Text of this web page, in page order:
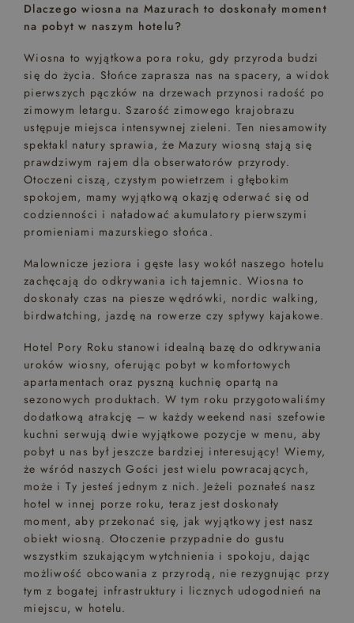
Dlaczego wiosna na Mazurach to doskonały moment
na pobyt w naszym hotelu?
Wiosna to wyjątkowa pora roku, gdy przyroda budzi
się do życia. Słońce zaprasza nas na spacery, a widok
pierwszych pączków na drzewach przynosi radość po
zimowym letargu. Szarość zimowego krajobrazu
ustępuje miejsca intensywnej zieleni. Ten niesamowity
spektakl natury sprawia, że Mazury wiosną stają się
prawdziwym rajem dla obserwatorów przyrody.
Otoczeni ciszą, czystym powietrzem i głębokim
spokojem, mamy wyjątkową okazję oderwać się od
codzienności i naładować akumulatory pierwszymi
promieniami mazurskiego słońca.
Malownicze jeziora i gęste lasy wokół naszego hotelu
zachęcają do odkrywania ich tajemnic. Wiosna to
doskonały czas na piesze wędrówki, nordic walking,
birdwatching, jazdę na rowerze czy spływy kajakowe.
Hotel Pory Roku stanowi idealną bazę do odkrywania
uroków wiosny, oferując pobyt w komfortowych
apartamentach oraz pyszną kuchnię opartą na
sezonowych produktach. W tym roku przygotowaliśmy
dodatkową atrakcję – w każdy weekend nasi szefowie
kuchni serwują dwie wyjątkowe pozycje w menu, aby
pobyt u nas był jeszcze bardziej interesujący! Wiemy,
że wśród naszych Gości jest wielu powracających,
może i Ty jesteś jednym z nich. Jeżeli poznałeś nasz
hotel w innej porze roku, teraz jest doskonały
moment, aby przekonać się, jak wyjątkowy jest nasz
obiekt wiosną. Otoczenie przypadnie do gustu
wszystkim szukającym wytchnienia i spokoju, dając
możliwość obcowania z przyrodą, nie rezygnując przy
tym z bogatej infrastruktury i licznych udogodnień na
miejscu, w hotelu.